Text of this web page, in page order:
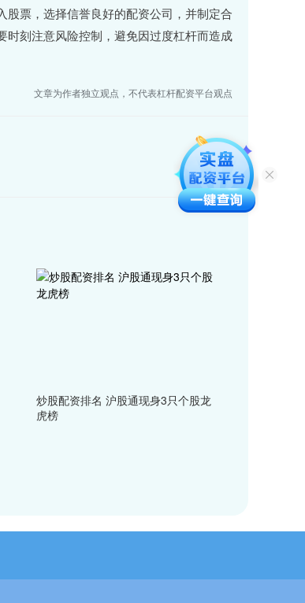
票，选择信誉良好的配资公司，并制定合
刻注意风险控制，避免因过度杠杆而造成
文章为作者独立观点，不代表杠杆配资平台观点
炒股配资排名 沪股通现身3只个股龙
虎榜